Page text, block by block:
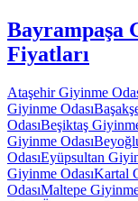
Bayrampaşa
Fiyatları
Ataşehir Giyinme
Giyinme Odası
OdasıBeşiktaş
Giyinme Odası
OdasıEyüpsultan
Giyinme OdasıKartal
OdasıMaltepe